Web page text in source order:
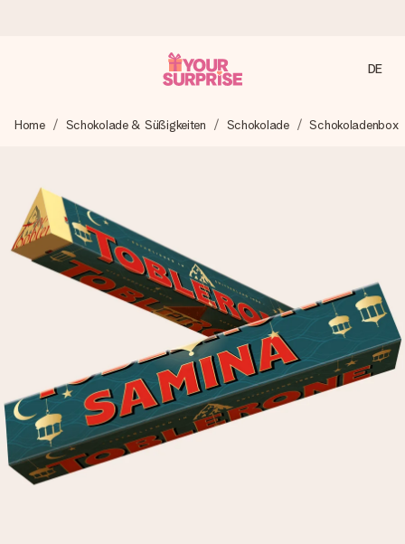
Wir bereiten dein Geschenk sorgfältig vor und schicken es
4,7 (basierend auf +15.000 Bewertungen)
Unsere Geschenke begeistern. Kunden bewerten uns mit
4,7 bei Google Reviews (Gesamtergebnis aller Länder, in
die wir versenden).
Mit Liebe gemacht, im Handumdrehen
Erstelle etwas Einzigartiges in wenigen Schritten – mit
ihrem Namen, deinem Foto oder einer Nachricht von
Herzen. Kein Stress, nur pure Liebe für den perfekten
Moment.
DE
Home Schokolade & Süßigkeiten Schokolade Schokoladenbox